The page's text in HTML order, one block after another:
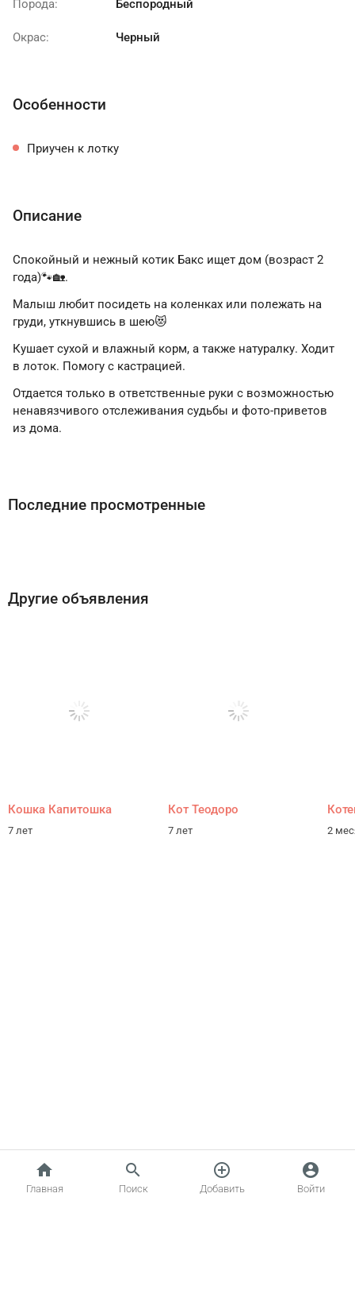
Порода: Беспородный
Окрас: Черный
Особенности
Приучен к лотку
Описание
Спокойный и нежный котик Бакс ищет дом (возраст 2
года)🐾🏡.
Малыш любит посидеть на коленках или полежать на
груди, уткнувшись в шею😻
Кушает сухой и влажный корм, а также натуралку. Ходит
в лоток. Помогу с кастрацией.
Отдается только в ответственные руки с возможностью
ненавязчивого отслеживания судьбы и фото-приветов
из дома.
Последние просмотренные
Другие объявления
Кошка Капитошка
7 лет
Кот Теодоро
7 лет 2
home
Главная
search
Поиск
add_circle_outline
Добавить
account_circle
Войти